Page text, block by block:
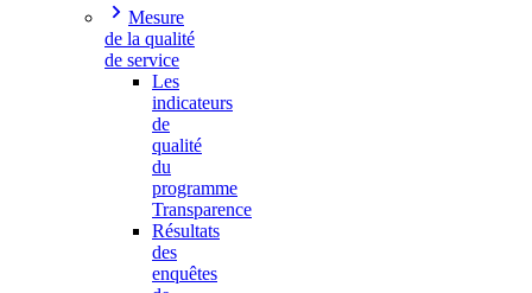
Mesure
de la qualité
de service
Les
indicateurs
de
qualité
du
programme
Transparence
Résultats
des
enquêtes